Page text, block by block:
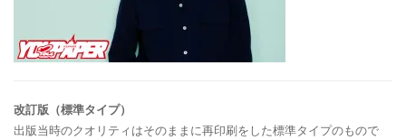
改訂版（標準タイプ）
出版当時のクオリティはそのままに再印刷をした標準タイプのもので